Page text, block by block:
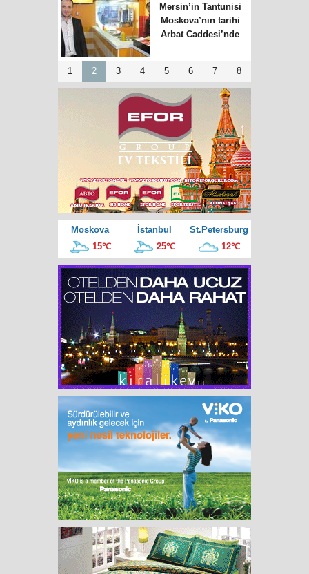
Moskova’da “Paşa
Restoran” memleket
özlemini giderecek
1 2 3 4 5 6 7 8
Moskova İstanbul
St.Petersburg
15℃
25℃ 12℃